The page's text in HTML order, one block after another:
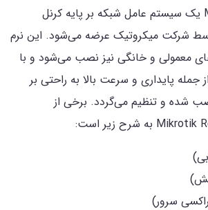
Mikrotik Router OS یک سیستم عامل شبکه بر پایه کرنل
شرکت میکروتیک عرضه می‌شود. این نرم
معمولی و خانگی نیز نصب می‌شود و با
جمله پایداری و سرعت بالا به راحتی بر
شده و تنظیم می‌گردد. برخی از